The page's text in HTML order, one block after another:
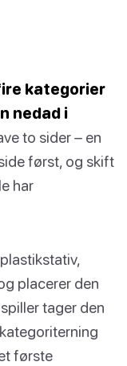
kategorier
nedad i
to sider – en
først, og skift
har
placerer den
tager den
første